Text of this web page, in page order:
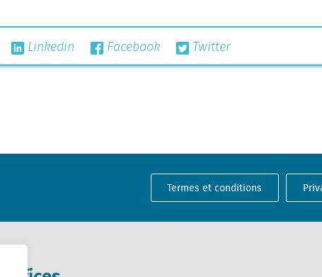
Linkedin Facebook Twitter
Termes et conditions